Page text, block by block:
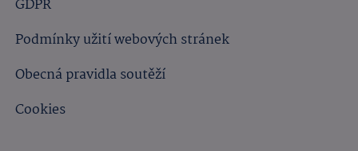
GDPR
Podmínky užití webových stránek
Obecná pravidla soutěží
Cookies